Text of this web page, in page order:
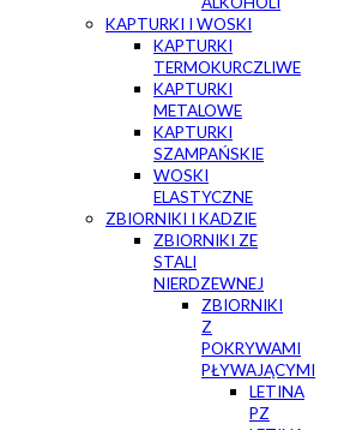
KAPTURKI I WOSKI
KAPTURKI
TERMOKURCZLIWE
KAPTURKI
METALOWE
KAPTURKI
SZAMPAŃSKIE
WOSKI
ELASTYCZNE
ZBIORNIKI I KADZIE
ZBIORNIKI ZE
STALI
NIERDZEWNEJ
ZBIORNIKI
Z
POKRYWAMI
PŁYWAJĄCYMI
LETINA
PZ